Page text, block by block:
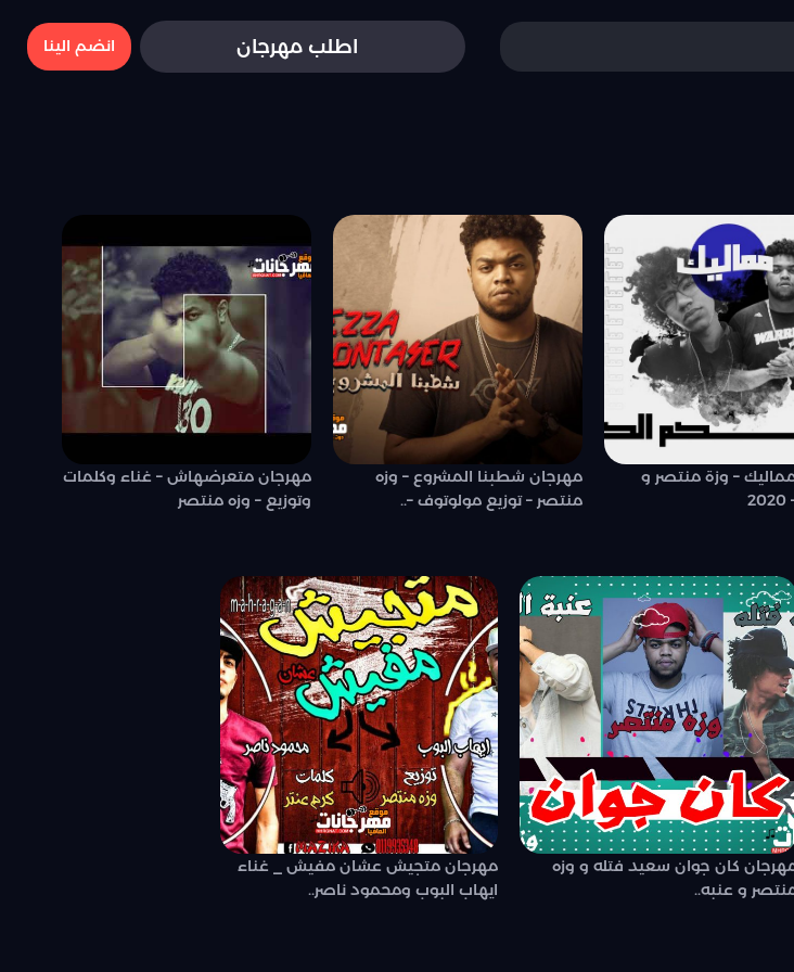
اطلب مهرجان انضم الينا
– وزة منتصر و
مهرجان شطبنا المشروع – وزه
منتصر – توزيع مولوتوف –..
مهرجان متعرضهاش – غناء وكلمات
وتوزيع – وزه منتصر
كان جوان سعيد فتله و وزه
و عنبه..
مهرجان متجيش عشان مفيش _ غناء
ايهاب البوب ومحمود ناصر..